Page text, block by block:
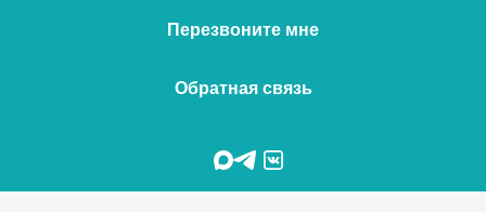
Перезвоните мне
Обратная связь